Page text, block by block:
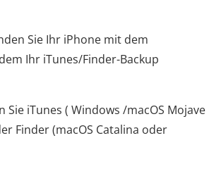
Sie Ihr iPhone mit dem
Ihr iTunes/Finder-Backup
Sie iTunes ( Windows /macOS Mojave
Finder (macOS Catalina oder